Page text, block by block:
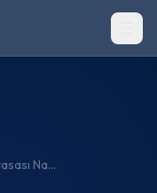
AP Gov İçin ABD Anayasası Nasıl Ezberlenir? Çalışma Rehberi